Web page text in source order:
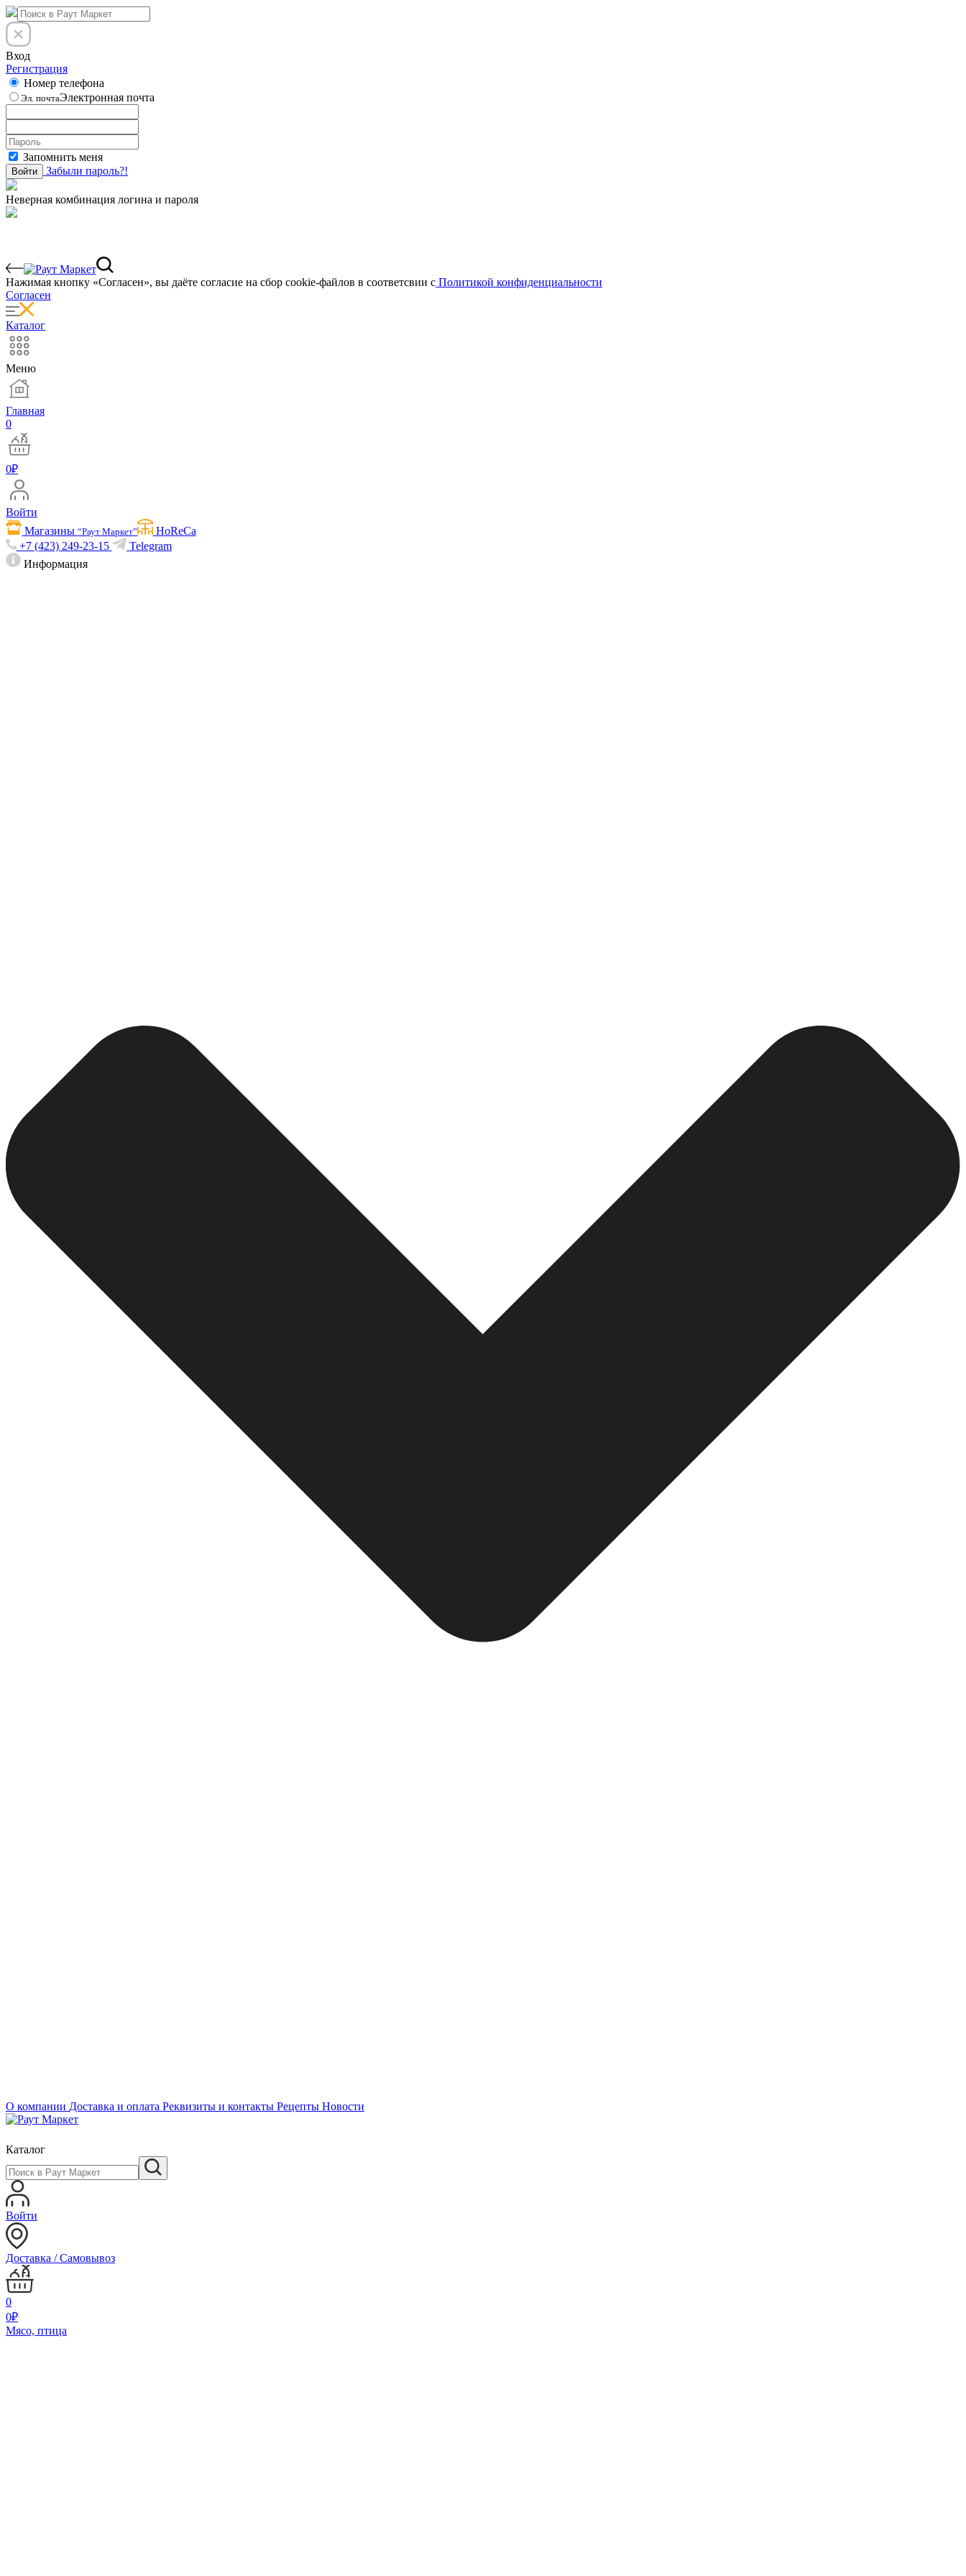
Вход
Регистрация
Номер телефона
Эл. почтаЭлектронная почта
Запомнить меня
Войти Забыли пароль?!
Неверная комбинация логина и пароля
Нажимая кнопку «Согласен», вы даёте cогласие на сбор cookie-файлов в соответсвии с Политикой конфиденциальности
Согласен
Каталог
Меню
Главная
0
0₽
Войти
Магазины“Раут Маркет”
HoReCa
+7 (423) 249-23-15
Telegram
Информация
О компании Доставка и оплата Реквизиты и контакты Рецепты Новости
Каталог
Войти
Доставка / Самовывоз
0
0₽
Мясо, птица